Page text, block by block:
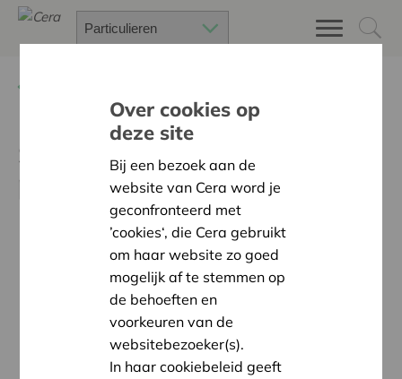
Sterkmakersessie 'To
podcast of not to podcast'
Over cookies op
deze site
Bij een bezoek aan de
website van Cera word je
geconfronteerd met
’cookies‘, die Cera gebruikt
om haar website zo goed
mogelijk af te stemmen op
de behoeften en
voorkeuren van de
websitebezoeker(s).
In haar cookiebeleid geeft